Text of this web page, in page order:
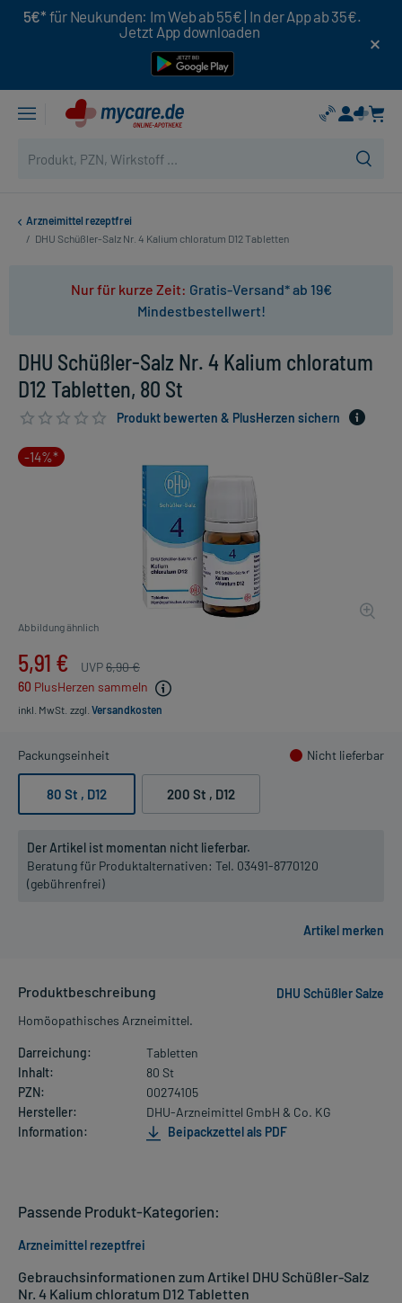
5€* für Neukunden: Im Web ab 55€ | In der App ab 35€.
Jetzt App downloaden
Arzneimittel rezeptfrei
/ DHU Schüßler-Salz Nr. 4 Kalium chloratum D12 Tabletten
Nur für kurze Zeit: Gratis-Versand* ab 19€
Mindestbestellwert!
DHU Schüßler-Salz Nr. 4 Kalium chloratum
D12 Tabletten, 80 St
Produkt bewerten & PlusHerzen sichern
-14%*
Abbildung ähnlich
5,91 € UVP6,90 €
60 PlusHerzen sammeln
inkl. MwSt. zzgl. Versandkosten
Packungseinheit Nicht lieferbar
80 St , D12 200 St , D12
Der Artikel ist momentan nicht lieferbar.
Beratung für Produktalternativen: Tel. 03491-8770120
(gebührenfrei)
Produktbeschreibung
DHU Schüßler Salze
Homöopathisches Arzneimittel.
Darreichung:
Tabletten
Inhalt:
80 St
PZN:
00274105
Hersteller:
DHU-Arzneimittel GmbH & Co. KG
Information:
Beipackzettel als PDF
Gebrauchsinformationen zum Artikel DHU Schüßler-Salz
Nr. 4 Kalium chloratum D12 Tabletten
Passende Produkt-Kategorien:
Arzneimittel rezeptfrei